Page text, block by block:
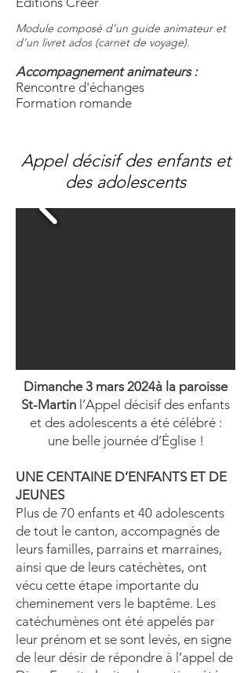
Module composé d’un guide animateur et
d’un livret ados (carnet de voyage).
Accompagnement animateurs :
Rencontre d'échanges
Formation romande
Appel décisif des enfants et
des adolescents
Dimanche 3 mars 2024à la paroisse
St-Martin l’Appel décisif des enfants
et des adolescents a été célébré :
une belle journée d’Église !
UNE CENTAINE D’ENFANTS ET DE
JEUNES
Plus de 70 enfants et 40 adolescents
de tout le canton, accompagnés de
leurs familles, parrains et marraines,
ainsi que de leurs catéchètes, ont
vécu cette étape importante du
cheminement vers le baptême. Les
catéchumènes ont été appelés par
leur prénom et se sont levés, en signe
de leur désir de répondre à l’appel de